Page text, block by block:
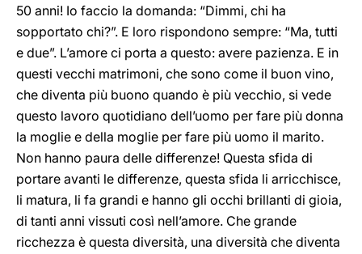
50 anni! Io faccio la domanda: “Dimmi, chi ha
sopportato chi?”. E loro rispondono sempre: “Ma, tutti
e due”. L’amore ci porta a questo: avere pazienza. E in
questi vecchi matrimoni, che sono come il buon vino,
che diventa più buono quando è più vecchio, si vede
questo lavoro quotidiano dell’uomo per fare più donna
la moglie e della moglie per fare più uomo il marito.
Non hanno paura delle differenze! Questa sfida di
portare avanti le differenze, questa sfida li arricchisce,
li matura, li fa grandi e hanno gli occhi brillanti di gioia,
di tanti anni vissuti così nell’amore. Che grande
ricchezza è questa diversità, una diversità che diventa